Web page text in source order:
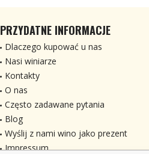
PRZYDATNE INFORMACJE
Dlaczego kupować u nas
Nasi winiarze
Kontakty
O nas
Często zadawane pytania
Blog
Wyślij z nami wino jako prezent
Impressum